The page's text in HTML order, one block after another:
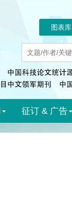
图表库
征订 & 广告